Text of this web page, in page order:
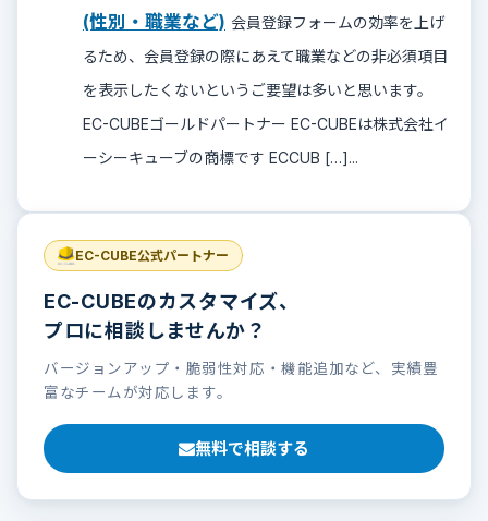
(性別・職業など) 会員登録フォームの効率を上げ
るため、会員登録の際にあえて職業などの非必須項目
を表示したくないというご要望は多いと思います。
EC-CUBEゴールドパートナー EC-CUBEは株式会社イ
ーシーキューブの商標です ECCUB […]...
EC-CUBE公式パートナー
EC-CUBEのカスタマイズ、
プロに相談しませんか？
バージョンアップ・脆弱性対応・機能追加など、実績豊
富なチームが対応します。
無料で相談する